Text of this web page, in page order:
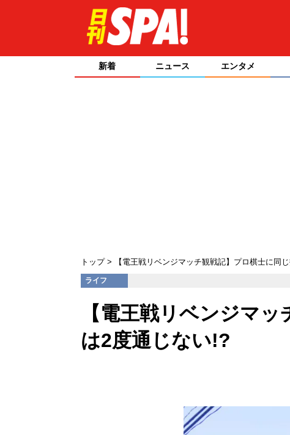
新着 ニュース エンタメ
トップ 【電王戦リベンジマッチ観戦記】プロ棋士に同
ライフ
【電王戦リベンジマ
は2度通じない!?